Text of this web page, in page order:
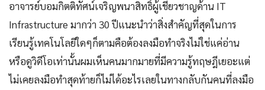
อาจารย์บอมกิตติทัศน์เจริญพนาสิทธิ์ผู้เชี่ยวชาญด้าน IT
Infrastructure มากว่า 30 ปีแนะนำว่าสิ่งสำคัญที่สุดในการ
เรียนรู้เทคโนโลยีใดๆก็ตามคือต้องลงมือทำจริงไม่ใช่แค่อ่าน
หรือดูวิดีโอเท่านั้นผมเห็นคนมากมายที่มีความรู้ทฤษฎีเยอะแต่
ไม่เคยลงมือทำสุดท้ายก็ไม่ได้อะไรเลยในทางกลับกันคนที่ลงมือ